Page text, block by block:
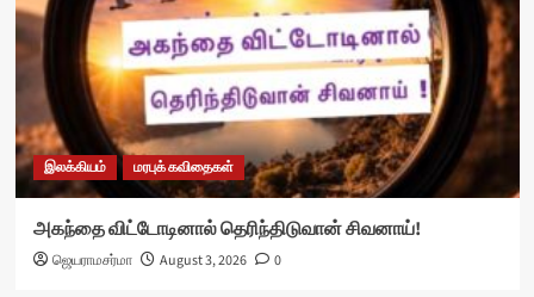
இலக்கியம் மரபுக் கவிதைகள்
அகந்தை விட்டோடினால் தெரிந்திடுவான் சிவனாய்!
ஜெயராமசர்மா August 3, 2026 0